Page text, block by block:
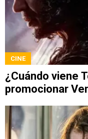
CINE
¿Cuándo viene
promocionar